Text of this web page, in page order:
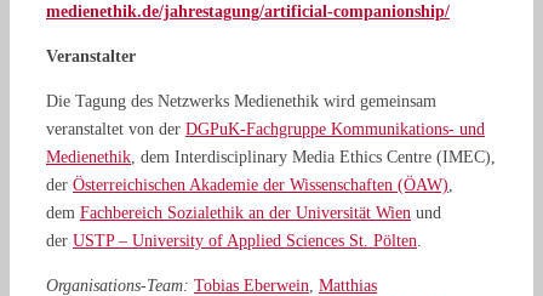
medienethik.de/jahrestagung/artificial-companionship/
Veranstalter
Die Tagung des Netzwerks Medienethik wird gemeinsam
veranstaltet von der DGPuK-Fachgruppe Kommunikations- und
Medienethik , dem Interdisciplinary Media Ethics Centre (IMEC),
der Österreichischen Akademie der Wissenschaften (ÖAW)
dem Fachbereich Sozialethik an der Universität Wien und
der USTP – University of Applied Sciences St. Pölten
Organisations-Team: Tobias Eberwein Matthias